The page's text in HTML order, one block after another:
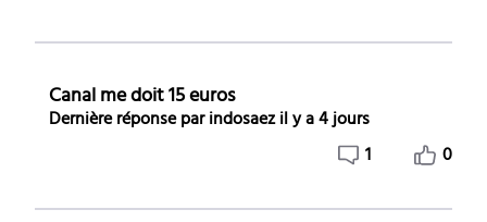
Canal me doit 15 euros
Dernière réponse par indosaez il y a 4 jours
1
0